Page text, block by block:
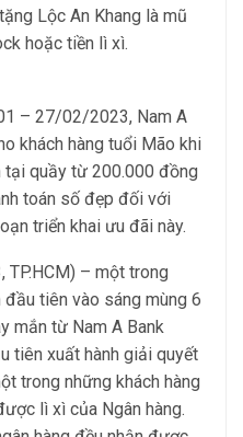
Lộc An Khang là mũ
hoặc tiền lì xì.
– 27/02/2023, Nam A
khách hàng tuổi Mão khi
tại quầy từ 200.000 đồng
toán số đẹp đối với
triển khai ưu đãi này.
TP.HCM) – một trong
tiên vào sáng mùng 6
mắn từ Nam A Bank
tiên xuất hành giải quyết
trong những khách hàng
lì xì của Ngân hàng.